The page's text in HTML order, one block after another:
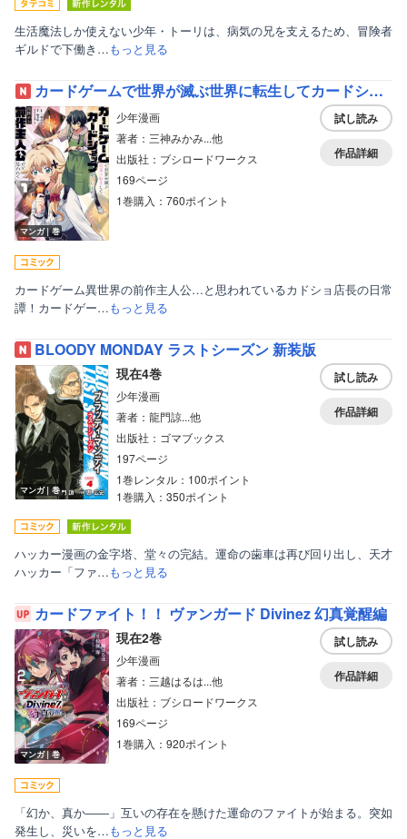
生活魔法しか使えない少年・トーリは、病気の兄を支えるため、冒険者
ギルドで下働き…もっと見る
カードゲームで世界が滅ぶ世界に転生してカードショップを開店したら、周囲から前作主人公だと思われている
マンガ｜巻
少年漫画
著者：三神みかみ...他
出版社：ブシロードワークス
169ページ
1巻購入：760ポイント
試し読み
作品詳細
カードゲーム異世界の前作主人公…と思われているカドショ店長の日常
譚！カードゲー…もっと見る
BLOODY MONDAY ラストシーズン 新装版
マンガ｜巻
現在4巻
少年漫画
著者：龍門諒...他
出版社：ゴマブックス
197ページ
1巻レンタル：100ポイント
1巻購入：350ポイント
試し読み
作品詳細
ハッカー漫画の金字塔、堂々の完結。運命の歯車は再び回り出し、天才
ハッカー「ファ…もっと見る
カードファイト！！ ヴァンガード Divinez 幻真覚醒編
マンガ｜巻
現在2巻
少年漫画
著者：三越はるは...他
出版社：ブシロードワークス
169ページ
1巻購入：920ポイント
試し読み
作品詳細
「幻か、真か――」互いの存在を懸けた運命のファイトが始まる。突如
発生し、災いを…もっと見る